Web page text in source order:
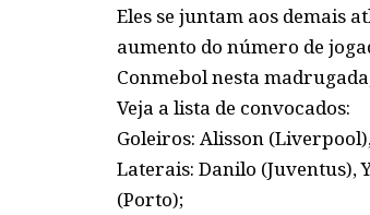
Eles se juntam aos demais
aumento do número de
Conmebol nesta
Veja a lista de convocados:
Goleiros: Alisson
Laterais: Danilo (Juventus),
(Porto);